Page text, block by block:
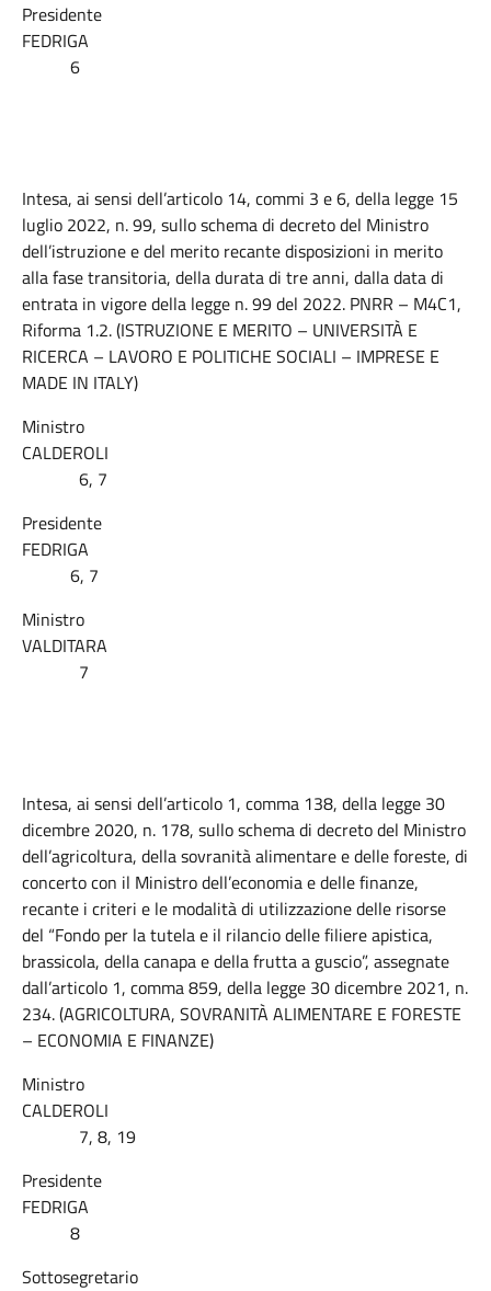
Presidente
FEDRIGA
6
Intesa, ai sensi dell’articolo 14, commi 3 e 6, della legge 15
luglio 2022, n. 99, sullo schema di decreto del Ministro
dell’istruzione e del merito recante disposizioni in merito
alla fase transitoria, della durata di tre anni, dalla data di
entrata in vigore della legge n. 99 del 2022. PNRR – M4C1,
Riforma 1.2. (ISTRUZIONE E MERITO – UNIVERSITÀ E
RICERCA – LAVORO E POLITICHE SOCIALI – IMPRESE E
MADE IN ITALY)
Ministro
CALDEROLI
6, 7
Presidente
FEDRIGA
6, 7
Ministro
VALDITARA
7
Intesa, ai sensi dell’articolo 1, comma 138, della legge 30
dicembre 2020, n. 178, sullo schema di decreto del Ministro
dell’agricoltura, della sovranità alimentare e delle foreste, di
concerto con il Ministro dell’economia e delle finanze,
recante i criteri e le modalità di utilizzazione delle risorse
del “Fondo per la tutela e il rilancio delle filiere apistica,
brassicola, della canapa e della frutta a guscio”, assegnate
dall’articolo 1, comma 859, della legge 30 dicembre 2021, n.
234. (AGRICOLTURA, SOVRANITÀ ALIMENTARE E FORESTE
– ECONOMIA E FINANZE)
Ministro
CALDEROLI
7, 8, 19
Presidente
FEDRIGA
8
Sottosegretario